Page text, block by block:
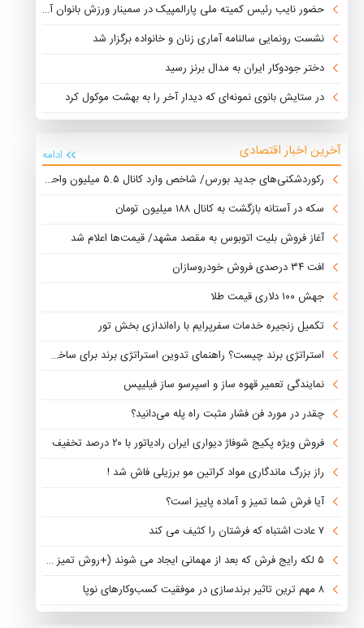
حضور نایب رئیس کمیته ملی پارالمپیک در سمینار ورزش بانوان آسیا
نشست رونمایی سالنامه آماری زنان و خانواده برگزار شد
دختر جودوکار ایران به مدال برنز رسید
در ستایش بانوی نمونه‌ای که دیدار آخر را به بهشت موکول کرد
آخرین اخبار اقتصادی
ادامه
رکوردشکنی‌های جدید بورس/ شاخص وارد کانال ۵.۵ میلیون واحد شد، ورود ۹ همت پول حقیقی
سکه در آستانه بازگشت به کانال ۱۸۸ میلیون تومان
آغاز فروش بلیت اتوبوس به مقصد مشهد/ قیمت‌ها اعلام شد
افت ۳۴ درصدی فروش خودروسازان
جهش ۱۰۰ دلاری قیمت طلا
تکمیل زنجیره خدمات سفرپرایم با راه‌اندازی بخش تور
استراتژی برند چیست؟ راهنمای تدوین استراتژی برند برای ساخت مسیر رشد متمایز
نمایندگی تعمیر قهوه ساز و اسپرسو ساز فیلیپس
چقدر در مورد فن فشار مثبت راه پله می‌دانید؟
فروش ویژه پکیج شوفاژ دیواری ایران رادیاتور با ۲۰ درصد تخفیف
راز بزرگ ماندگاری مواد کراتین مو برزیلی فاش شد !
آیا فرش شما تمیز و آماده پاییز است؟
۷ عادت اشتباه که فرشتان را کثیف می کند
۵ لکه رایج فرش که بعد از مهمانی ایجاد می شوند (+روش تمیز کردن)
۸ مهم ترین تاثیر برندسازی در موفقیت کسب‌وکارهای نوپا